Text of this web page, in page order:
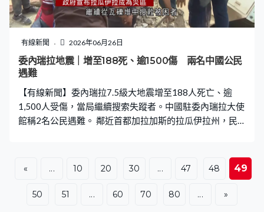
有線新聞 2026年06月26日
委內瑞拉地震｜增至188死、逾1500傷 兩名中國公民
遇難
【有線新聞】委內瑞拉7.5級大地震增至188人死亡、逾
1,500人受傷，當局繼續搜索失蹤者。中國駐委內瑞拉大使
館稱2名公民遇難。 鄰近首都加拉加斯的拉瓜伊拉州，民
國亦派人加入救援。 地震造成至少250幢建築損毀，近
3,000戶流離失所，政府宣布拉瓜伊拉成為災區。西班牙指
60多名公民失蹤。１ 委內瑞拉代總統羅德里格斯稱將調動
« ... 10 20 30 ... 47 48 49
50 51 ... 60 70 80 ... »